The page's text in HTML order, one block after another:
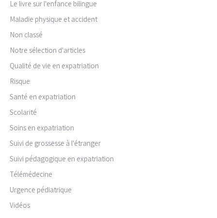
Le livre sur l'enfance bilingue
Maladie physique et accident
Non classé
Notre sélection d'articles
Qualité de vie en expatriation
Risque
Santé en expatriation
Scolarité
Soins en expatriation
Suivi de grossesse à l'étranger
Suivi pédagogique en expatriation
Télémédecine
Urgence pédiatrique
Vidéos